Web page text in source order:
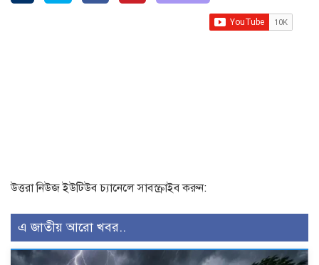
উত্তরা নিউজ ইউটিউব চ্যানেলে সাবস্ক্রাইব করুন:
এ জাতীয় আরো খবর..